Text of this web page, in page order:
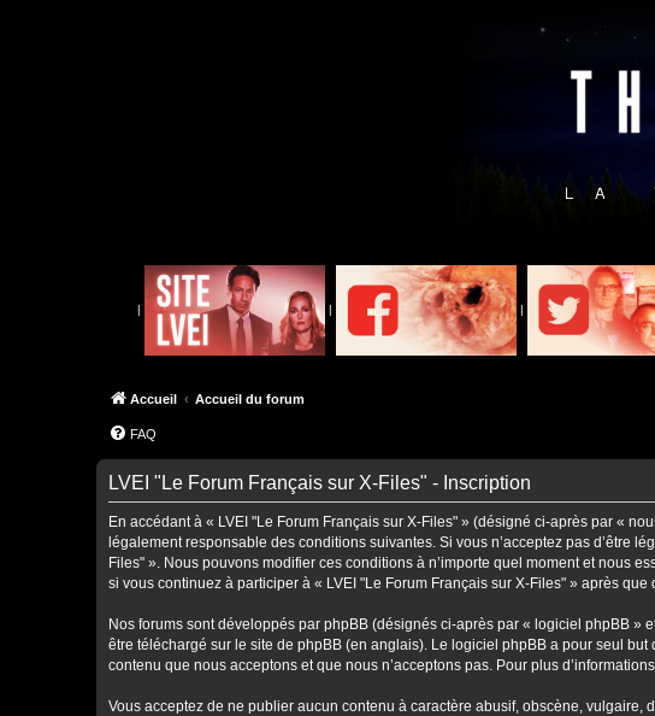
| | |
Accueil Accueil du forum
FAQ
LVEI "Le Forum Français sur X-Files" - Inscription
En accédant à « LVEI "Le Forum Français sur X-Files" » (désigné ci-après par «
légalement responsable des conditions suivantes. Si vous n’acceptez pas d’être
Files" ». Nous pouvons modifier ces conditions à n’importe quel moment et nous
si vous continuez à participer à « LVEI "Le Forum Français sur X-Files" » après
Nos forums sont développés par phpBB (désignés ci-après par « logiciel phpBB
être téléchargé sur le site de phpBB (en anglais). Le logiciel phpBB a pour seul
contenu que nous acceptons et que nous n’acceptons pas. Pour plus
Vous acceptez de ne publier aucun contenu à caractère abusif, obscène,